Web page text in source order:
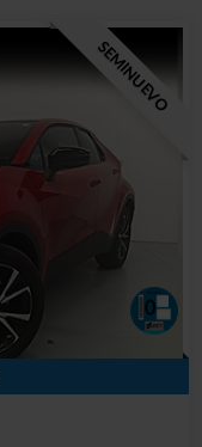
SEMINUEVO